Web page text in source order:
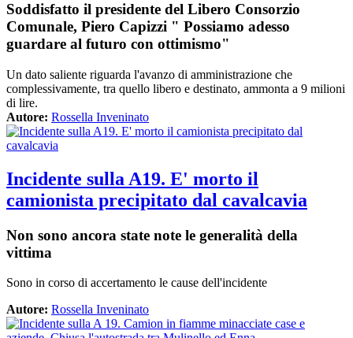
Soddisfatto il presidente del Libero Consorzio
Comunale, Piero Capizzi " Possiamo adesso
guardare al futuro con ottimismo"
Un dato saliente riguarda l'avanzo di amministrazione che
complessivamente, tra quello libero e destinato, ammonta a 9 milioni
di lire.
Autore: Rossella Inveninato
Incidente sulla A19. E' morto il
camionista precipitato dal cavalcavia
Non sono ancora state note le generalità della
vittima
Sono in corso di accertamento le cause dell'incidente
Autore: Rossella Inveninato